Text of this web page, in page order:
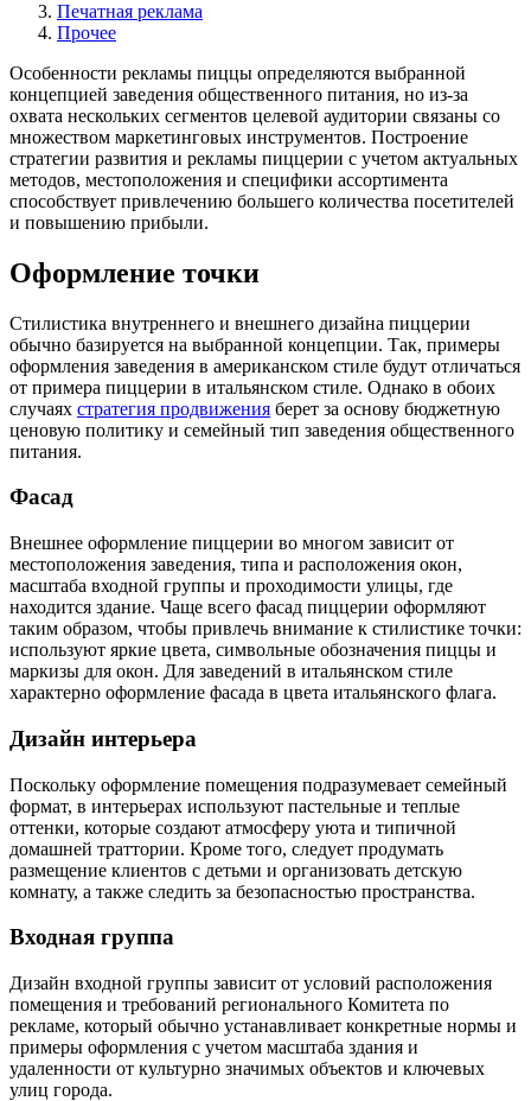
Печатная реклама
Прочее
Особенности рекламы пиццы определяются выбранной
концепцией заведения общественного питания, но из-за
охвата нескольких сегментов целевой аудитории связаны со
множеством маркетинговых инструментов. Построение
стратегии развития и рекламы пиццерии с учетом актуальных
методов, местоположения и специфики ассортимента
способствует привлечению большего количества посетителей
и повышению прибыли.
Оформление точки
Стилистика внутреннего и внешнего дизайна пиццерии
обычно базируется на выбранной концепции. Так, примеры
оформления заведения в американском стиле будут отличаться
от примера пиццерии в итальянском стиле. Однако в обоих
случаях стратегия продвижения берет за основу бюджетную
ценовую политику и семейный тип заведения общественного
питания.
Фасад
Внешнее оформление пиццерии во многом зависит от
местоположения заведения, типа и расположения окон,
масштаба входной группы и проходимости улицы, где
находится здание. Чаще всего фасад пиццерии оформляют
таким образом, чтобы привлечь внимание к стилистике точки:
используют яркие цвета, символьные обозначения пиццы и
маркизы для окон. Для заведений в итальянском стиле
характерно оформление фасада в цвета итальянского флага.
Дизайн интерьера
Поскольку оформление помещения подразумевает семейный
формат, в интерьерах используют пастельные и теплые
оттенки, которые создают атмосферу уюта и типичной
домашней траттории. Кроме того, следует продумать
размещение клиентов с детьми и организовать детскую
комнату, а также следить за безопасностью пространства.
Входная группа
Дизайн входной группы зависит от условий расположения
помещения и требований регионального Комитета по
рекламе, который обычно устанавливает конкретные нормы и
примеры оформления с учетом масштаба здания и
удаленности от культурно значимых объектов и ключевых
улиц города.